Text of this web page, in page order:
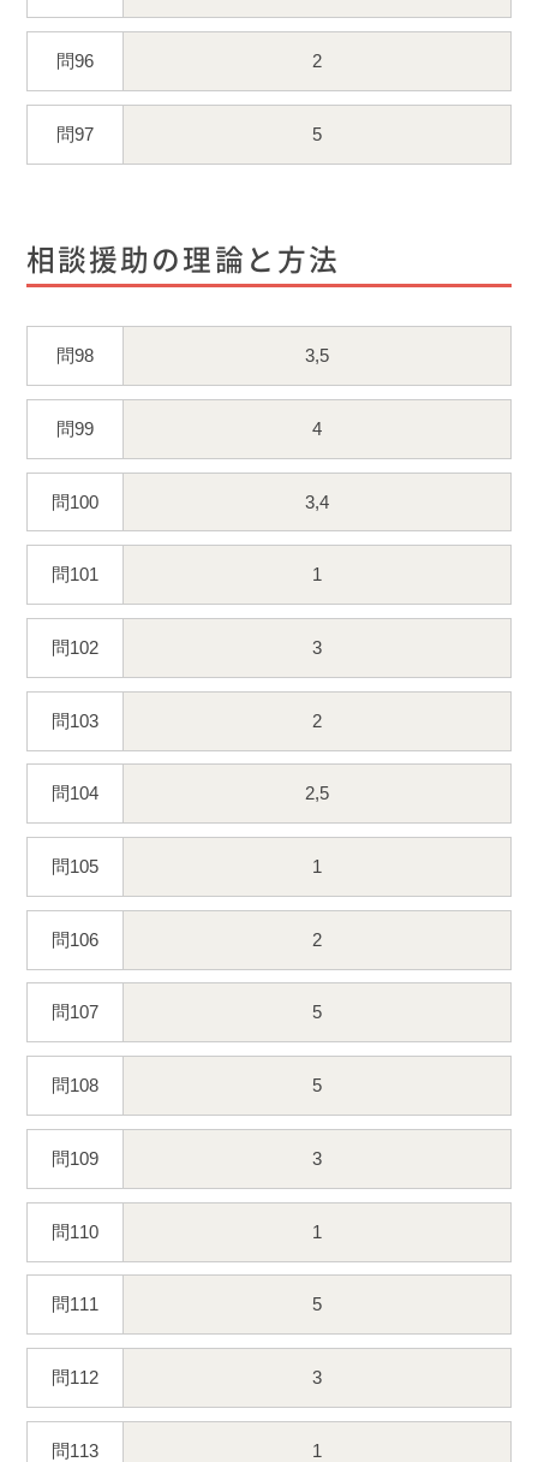
問96 2
問97 5
相談援助の理論と方法
問98 3,5
問99 4
問100 3,4
問101 1
問102 3
問103 2
問104 2,5
問105 1
問106 2
問107 5
問108 5
問109 3
問110 1
問111 5
問112 3
問113 1